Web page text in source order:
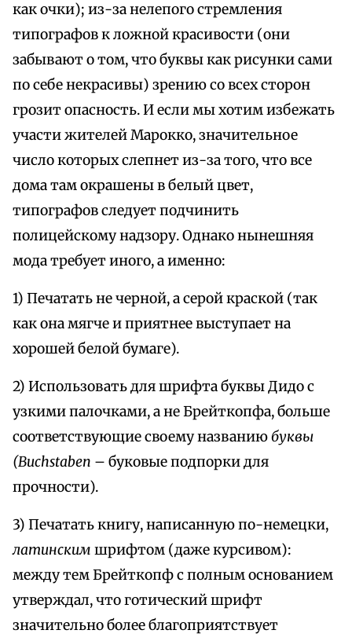
как очки); из-за нелепого стремления
типографов к ложной красивости (они
забывают о том, что буквы как рисунки сами
по себе некрасивы) зрению со всех сторон
грозит опасность. И если мы хотим избежать
участи жителей Марокко, значительное
число которых слепнет из-за того, что все
дома там окрашены в белый цвет,
типографов следует подчинить
полицейскому надзору. Однако нынешняя
мода требует иного, а именно:
1) Печатать не черной, а серой краской (так
как она мягче и приятнее выступает на
хорошей белой бумаге).
2) Использовать для шрифта буквы Дидо с
узкими палочками, а не Брейткопфа, больше
соответствующие своему названиюбуквы
(Buchstaben – буковые подпорки для
прочности).
3) Печатать книгу, написанную по-немецки,
латинским шрифтом (даже курсивом):
между тем Брейткопф с полным основанием
утверждал, что готический шрифт
значительно более благоприятствует